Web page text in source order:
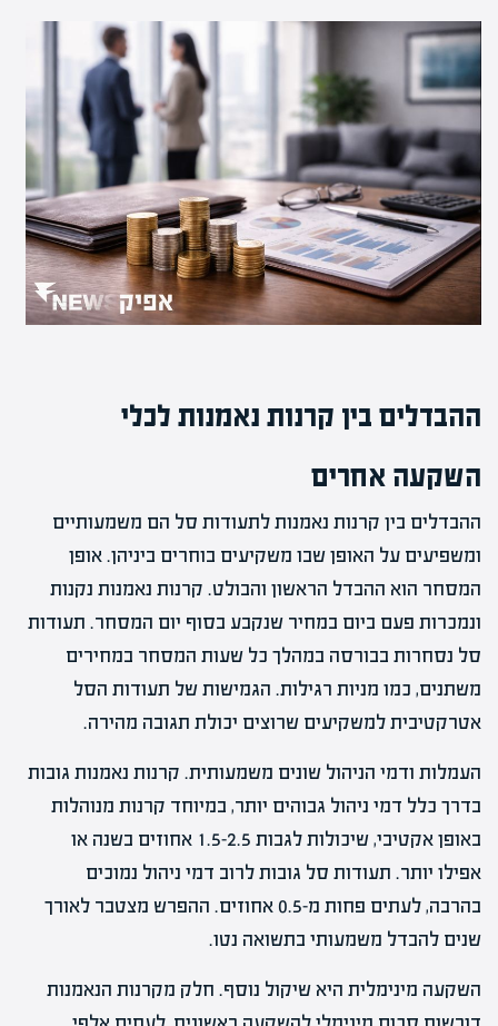
ההבדלים בין קרנות נאמנות לכלי
השקעה אחרים
ההבדלים בין קרנות נאמנות לתעודות סל הם משמעותיים
ומשפיעים על האופן שבו משקיעים בוחרים ביניהן. אופן
המסחר הוא ההבדל הראשון והבולט. קרנות נאמנות נקנות
ונמכרות פעם ביום במחיר שנקבע בסוף יום המסחר. תעודות
סל נסחרות בבורסה במהלך כל שעות המסחר במחירים
משתנים, כמו מניות רגילות. הגמישות של תעודות הסל
אטרקטיבית למשקיעים שרוצים יכולת תגובה מהירה.
העמלות ודמי הניהול שונים משמעותית. קרנות נאמנות גובות
בדרך כלל דמי ניהול גבוהים יותר, במיוחד קרנות מנוהלות
באופן אקטיבי, שיכולות לגבות 1.5-2.5 אחוזים בשנה או
אפילו יותר. תעודות סל גובות לרוב דמי ניהול נמוכים
בהרבה, לעתים פחות מ-0.5 אחוזים. ההפרש מצטבר לאורך
שנים להבדל משמעותי בתשואה נטו.
השקעה מינימלית היא שיקול נוסף. חלק מקרנות הנאמנות